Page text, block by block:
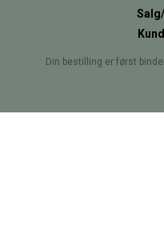
Din bestilling er først